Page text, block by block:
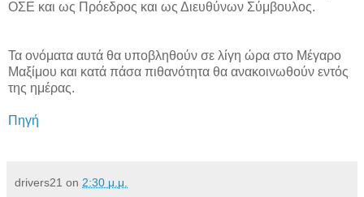
ΟΣΕ και ως Πρόεδρος και ως Διευθύνων Σύμβουλος.
Τα ονόματα αυτά θα υποβληθούν σε λίγη ώρα στο Μέγαρο
Μαξίμου και κατά πάσα πιθανότητα θα ανακοινωθούν εντός
της ημέρας.
Πηγή
drivers21 on 2:30 μ.μ.